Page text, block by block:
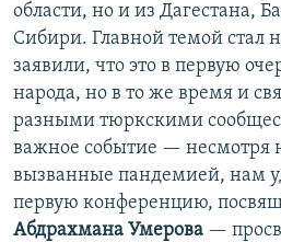
области, но и из Дагестана,
Сибири. Главной темой стал
заявили, что это в первую
народа, но в то же время и
разными тюркскими
важное событие — несмотря
вызванные пандемией, нам
первую конференцию,
Абдрахмана Умерова —